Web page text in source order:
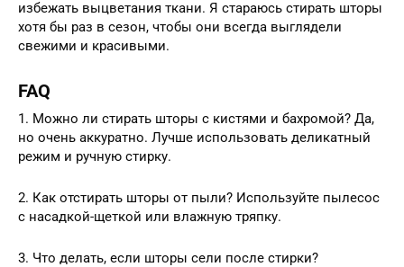
избежать выцветания ткани. Я стараюсь стирать шторы
хотя бы раз в сезон, чтобы они всегда выглядели
свежими и красивыми.
FAQ
1. Можно ли стирать шторы с кистями и бахромой? Да,
но очень аккуратно. Лучше использовать деликатный
режим и ручную стирку.
2. Как отстирать шторы от пыли? Используйте пылесос
с насадкой-щеткой или влажную тряпку.
3. Что делать, если шторы сели после стирки?